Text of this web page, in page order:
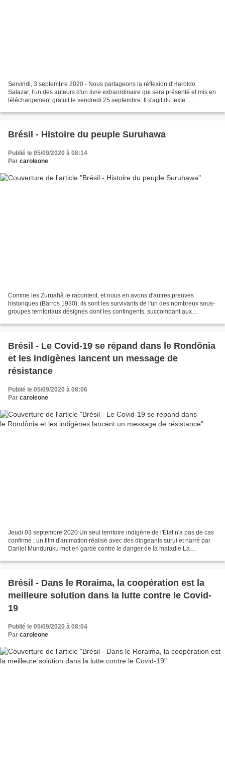
Servindi, 3 septembre 2020 - Nous partageons la réflexion d'Haroldo
Salazar, l'un des auteurs d'un livre extraordinaire qui sera présenté et mis en
téléchargement gratuit le vendredi 25 septembre. Il s'agit du texte :
Brésil - Histoire du peuple Suruhawa
Publié le 05/09/2020 à 08:14
Par caroleone
Comme les Zuruahã le racontent, et nous en avons d'autres preuves
historiques (Barros 1930), ils sont les survivants de l'un des nombreux sous-
groupes territoriaux désignés dont les contingents, succombant aux
Brésil - Le Covid-19 se répand dans le Rondônia
et les indigènes lancent un message de
résistance
Publié le 05/09/2020 à 08:06
Par caroleone
Jeudi 03 septembre 2020 Un seul territoire indigène de l'État n'a pas de cas
confirmé ; un film d'animation réalisé avec des dirigeants surui et narré par
Daniel Munduruku met en garde contre le danger de la maladie La
Brésil - Dans le Roraima, la coopération est la
meilleure solution dans la lutte contre le Covid-
19
Publié le 05/09/2020 à 08:04
Par caroleone